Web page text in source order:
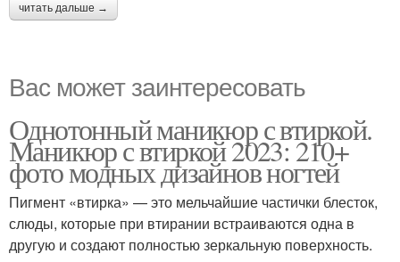
читать дальше →
Вас может заинтересовать
Однотонный маникюр с втиркой.
Маникюр с втиркой 2023: 210+
фото модных дизайнов ногтей
Пигмент «втирка» — это мельчайшие частички блесток,
слюды, которые при втирании встраиваются одна в
другую и создают полностью зеркальную поверхность.